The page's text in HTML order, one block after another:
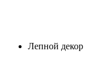
Лепной декор